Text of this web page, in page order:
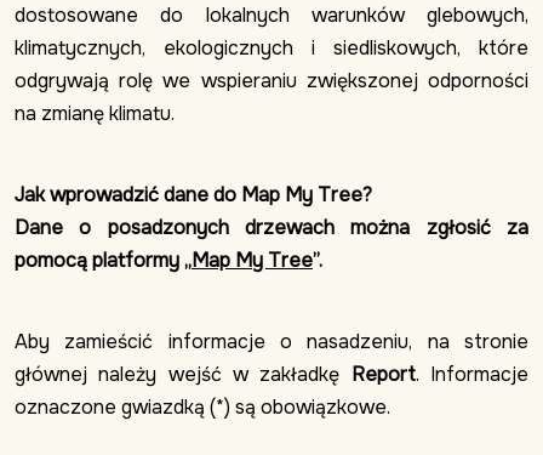
dostosowane do lokalnych warunków glebowych,
klimatycznych, ekologicznych i siedliskowych, które
odgrywają rolę we wspieraniu zwiększonej odporności
na zmianę klimatu.
Jak wprowadzić dane do Map My Tree?
Dane o posadzonych drzewach można zgłosić za
pomocą platformy „Map My Tree”.
Aby zamieścić informacje o nasadzeniu, na stronie
głównej należy wejść w zakładkę Report. Informacje
oznaczone gwiazdką (*) są obowiązkowe.